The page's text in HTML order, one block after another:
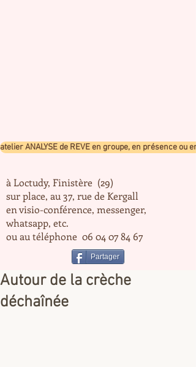
atelier ANALYSE de REVE en groupe, en présence ou
à Loctudy, Finistère (29)
sur place, au 37, rue de Kergall
en visio-conférence, messenger,
whatsapp, etc.
ou au téléphone 06 04 07 84 67
Partager
Autour de la crèche
déchaînée